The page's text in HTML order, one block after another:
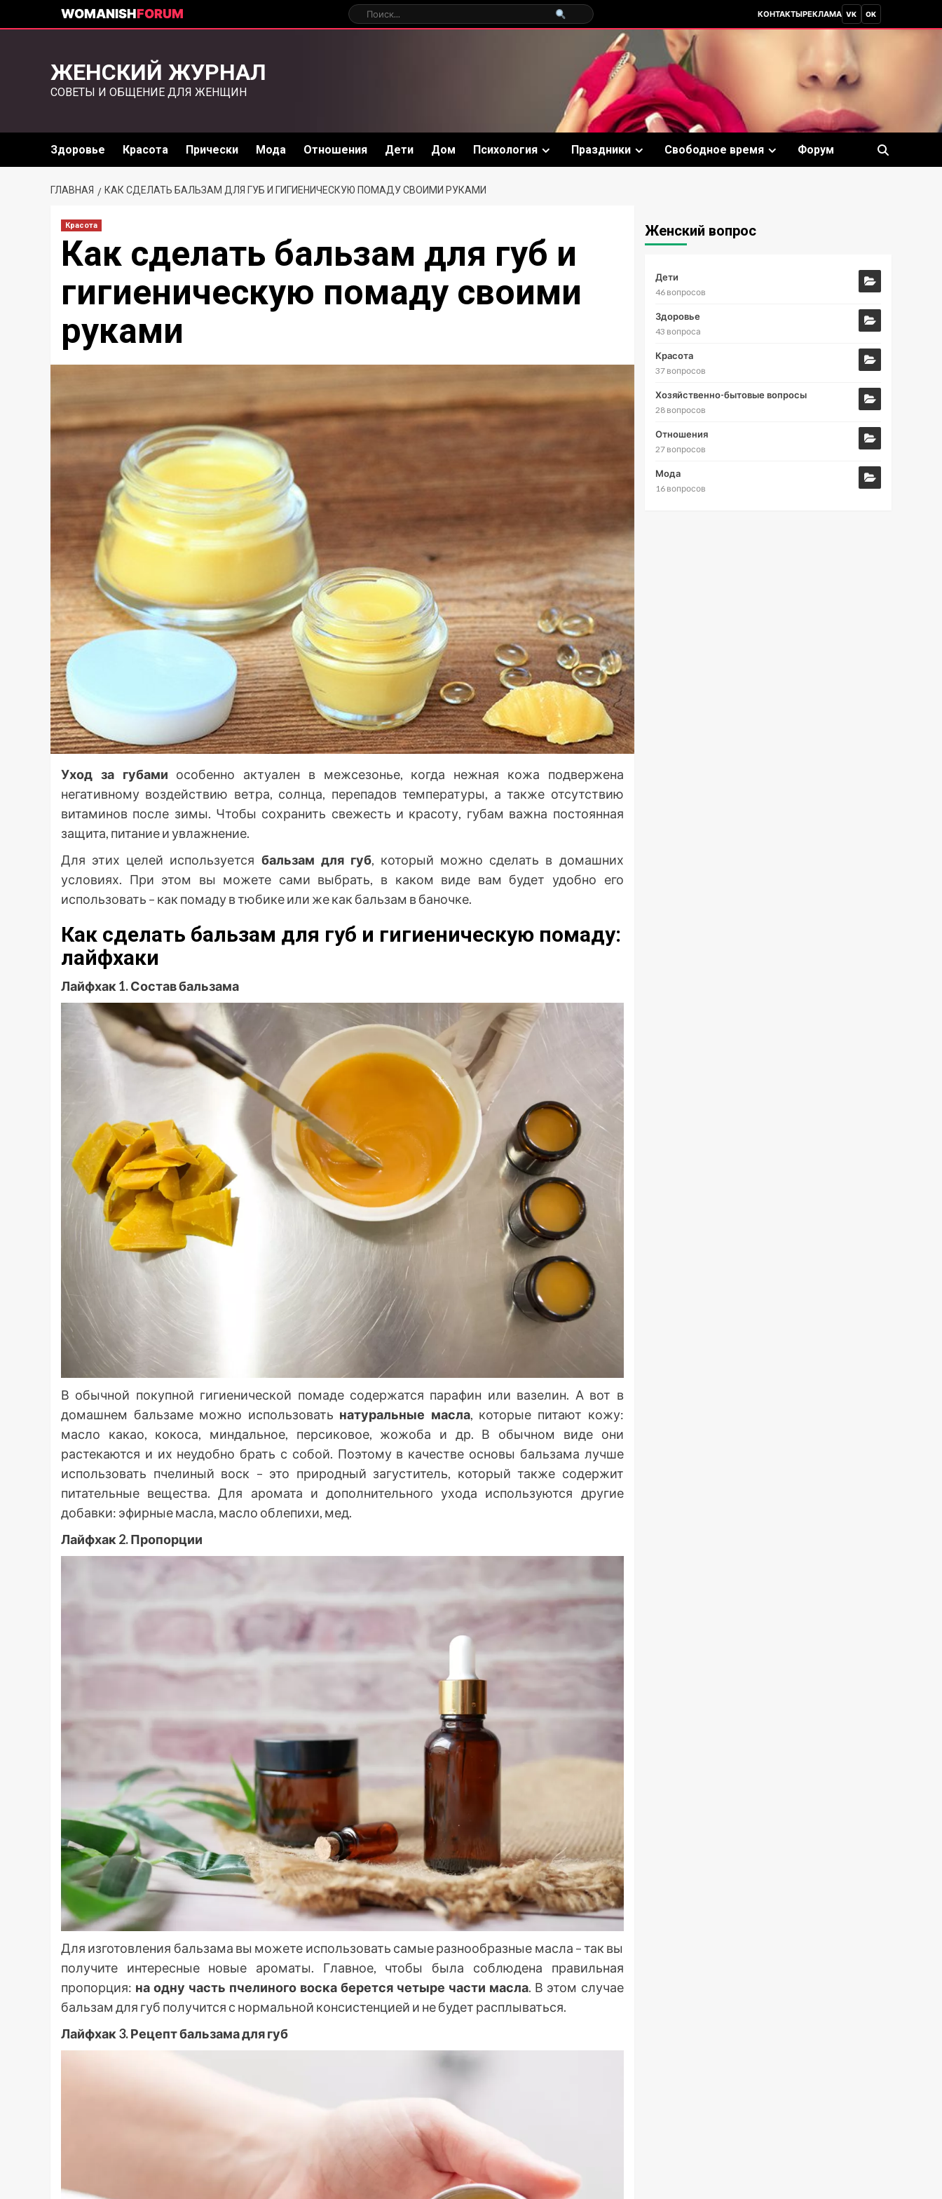
WOMANISHFORUM КОНТАКТЫРЕКЛАМА VK OK
ЖЕНСКИЙ ЖУРНАЛ
СОВЕТЫ И ОБЩЕНИЕ ДЛЯ ЖЕНЩИН
Здоровье Красота Прически Мода Отношения Дети Дом Психология Праздники Свободное время Форум
ГЛАВНАЯ КАК СДЕЛАТЬ БАЛЬЗАМ ДЛЯ ГУБ И ГИГИЕНИЧЕСКУЮ ПОМАДУ СВОИМИ РУКАМИ
Красота
Как сделать бальзам для губ и
гигиеническую помаду своими
руками
Уход за губами особенно актуален в межсезонье, когда нежная кожа подвержена
негативному воздействию ветра, солнца, перепадов температуры, а также отсутствию
витаминов после зимы. Чтобы сохранить свежесть и красоту, губам важна постоянная
защита, питание и увлажнение.
Для этих целей используется бальзам для губ, который можно сделать в домашних
условиях. При этом вы можете сами выбрать, в каком виде вам будет удобно его
использовать – как помаду в тюбике или же как бальзам в баночке.
Как сделать бальзам для губ и гигиеническую помаду:
лайфхаки
Лайфхак 1. Состав бальзама
В обычной покупной гигиенической помаде содержатся парафин или вазелин. А вот в
домашнем бальзаме можно использовать натуральные масла, которые питают кожу:
масло какао, кокоса, миндальное, персиковое, жожоба и др. В обычном виде они
растекаются и их неудобно брать с собой. Поэтому в качестве основы бальзама лучше
использовать пчелиный воск – это природный загуститель, который также содержит
питательные вещества. Для аромата и дополнительного ухода используются другие
добавки: эфирные масла, масло облепихи, мед.
Лайфхак 2. Пропорции
Для изготовления бальзама вы можете использовать самые разнообразные масла – так вы
получите интересные новые ароматы. Главное, чтобы была соблюдена правильная
пропорция: на одну часть пчелиного воска берется четыре части масла. В этом случае
бальзам для губ получится с нормальной консистенцией и не будет расплываться.
Лайфхак 3. Рецепт бальзама для губ
Женский вопрос
Дети
46 вопросов
Здоровье
43 вопроса
Красота
37 вопросов
Хозяйственно-бытовые вопросы
28 вопросов
Отношения
27 вопросов
Мода
16 вопросов